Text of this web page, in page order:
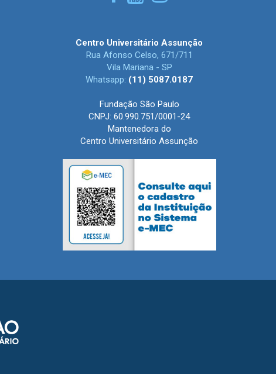
Centro Universitário Assunção
Rua Afonso Celso, 671/711
Vila Mariana - SP
Whatsapp: (11) 5087.0187
Fundação São Paulo
CNPJ: 60.990.751/0001-24
Mantenedora do
Centro Universitário Assunção